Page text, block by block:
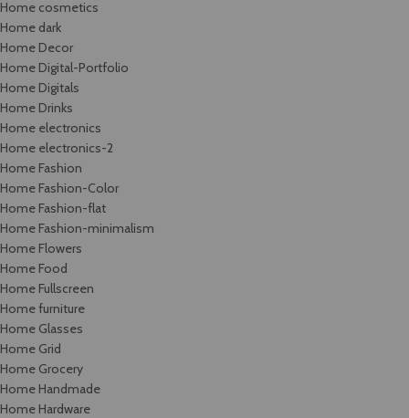
Home cosmetics
Home dark
Home Decor
Home Digital-Portfolio
Home Digitals
Home Drinks
Home electronics
Home electronics-2
Home Fashion
Home Fashion-Color
Home Fashion-flat
Home Fashion-minimalism
Home Flowers
Home Food
Home Fullscreen
Home furniture
Home Glasses
Home Grid
Home Grocery
Home Handmade
Home Hardware